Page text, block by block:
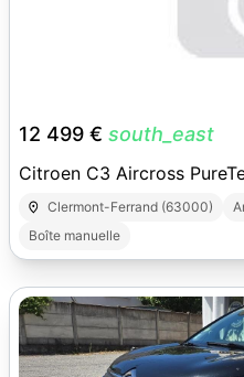
12 499 € south_east
Citroen C3 Aircross
Clermont-Ferrand (63000)
Boîte manuelle